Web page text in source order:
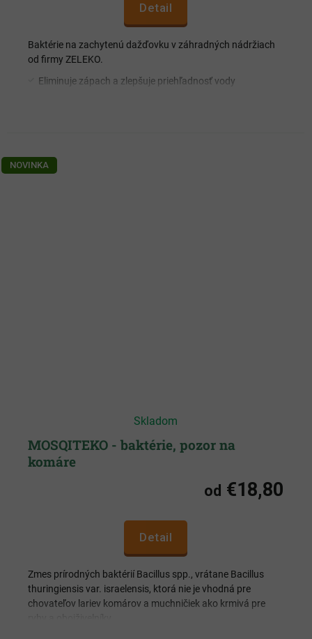
Detail
Baktérie na zachytenú dažďovku v záhradných nádržiach
od firmy ZELEKO.
Eliminuje zápach a zlepšuje priehľadnosť vody
Obsiahnuté mikroorganizmy pozitívne pôsobia na
rastliny
NOVINKA
MOSQITEKO - baktérie, pozor na
komáre
Skladom
od €18,80
Detail
Zmes prírodných baktérií Bacillus spp., vrátane Bacillus
thuringiensis var. israelensis, ktorá nie je vhodná pre
chovateľov lariev komárov a muchničiek ako krmivá pre